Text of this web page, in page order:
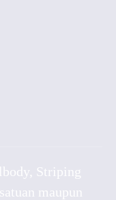
Striping
maupun